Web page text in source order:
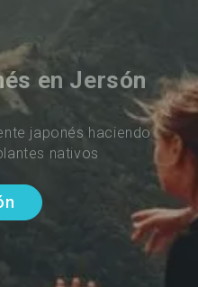
en Jersón
japonés haciendo
nativos